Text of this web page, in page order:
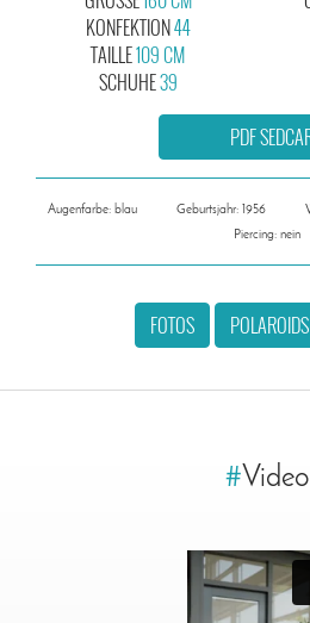
KONFEKTION44
TAILLE109 CM
SCHUHE39
PDF
Augenfarbe: blau Geburtsjahr: 1956
Piercing: nein
FOTOS POLAROIDS
#Video